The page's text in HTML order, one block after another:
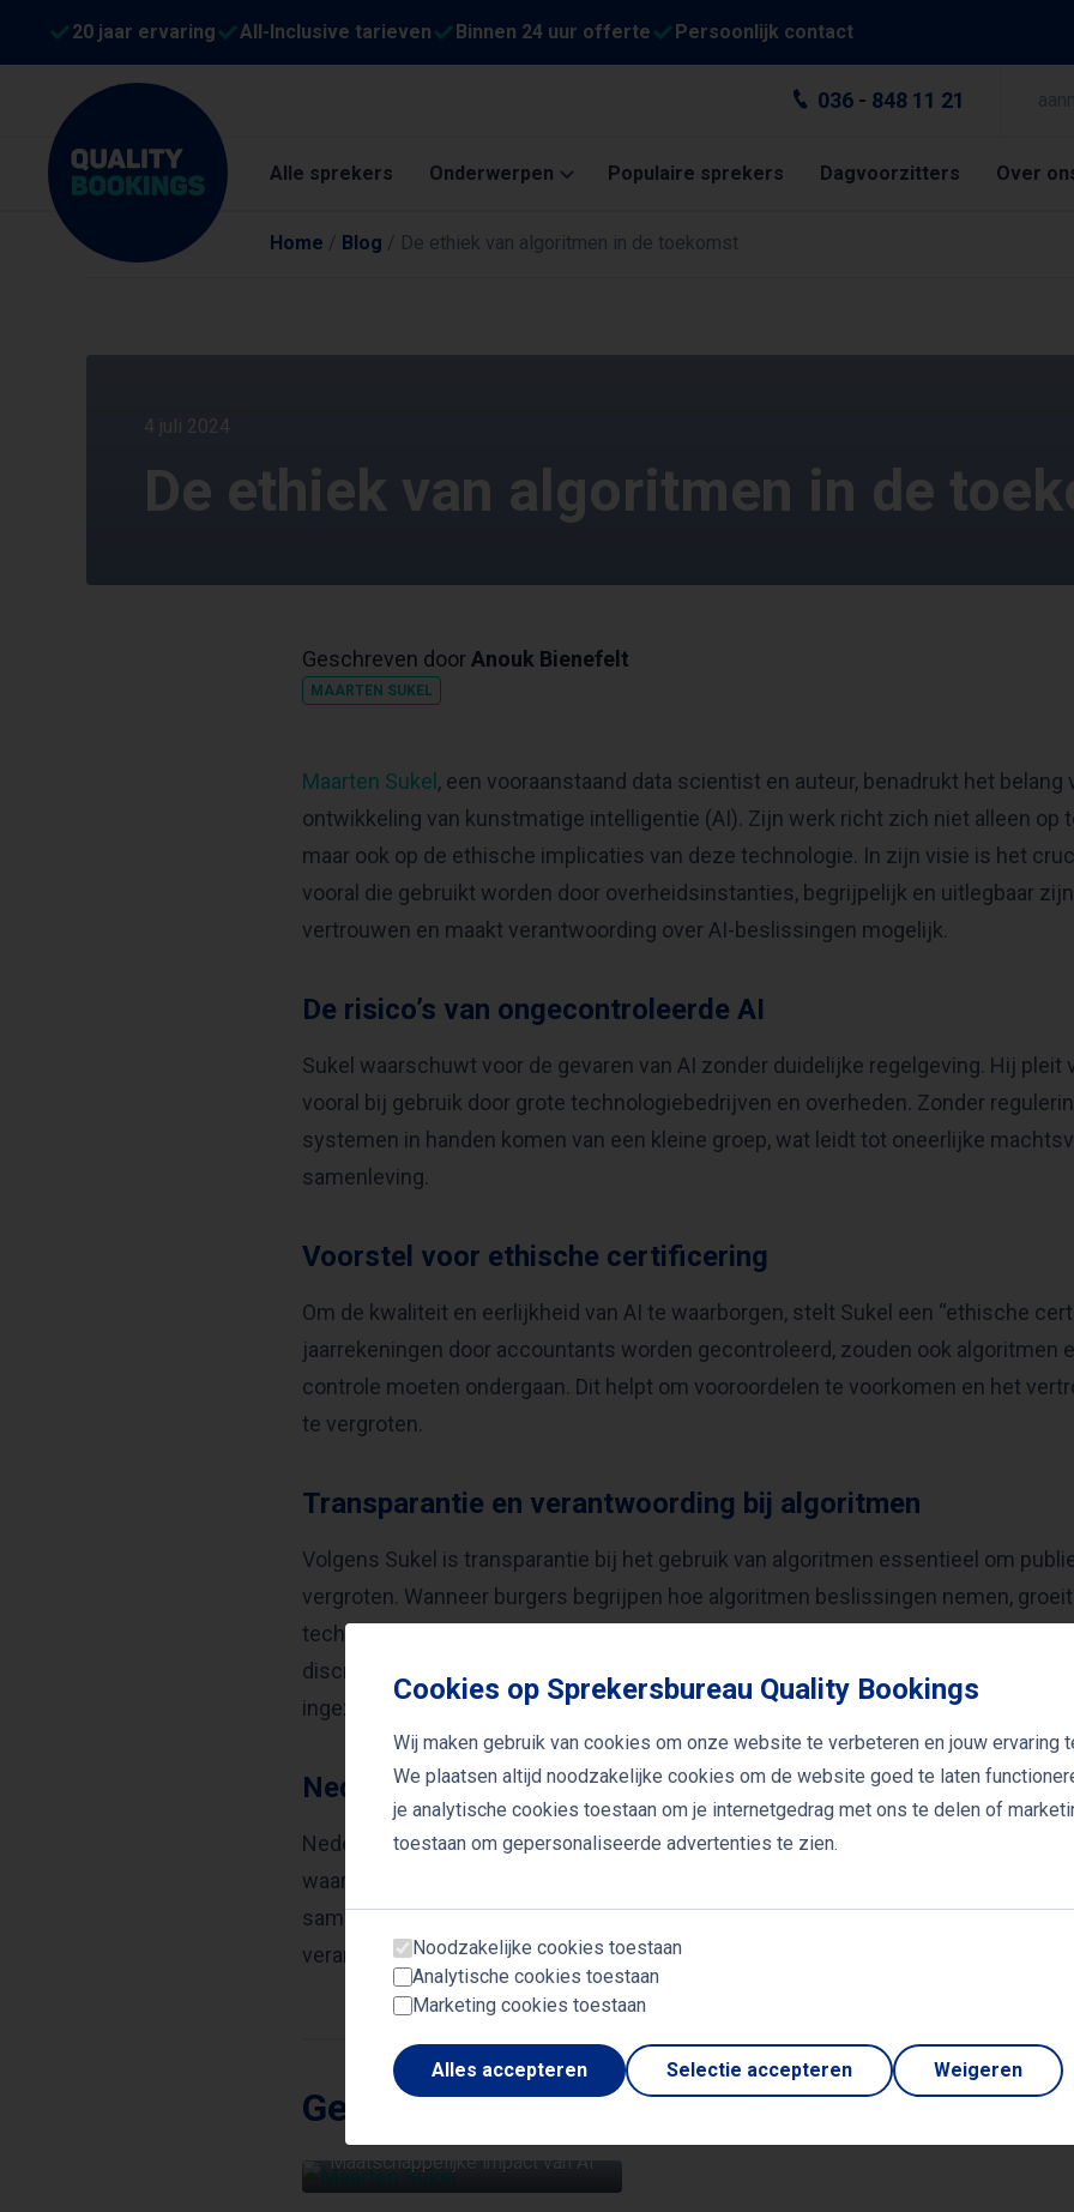
20 jaar ervaring All-Inclusive tarieven Binnen 24 uur offerte Persoonlijk contact
036 - 848 11 21
Alle sprekers Onderwerpen Populaire sprekers Dagvoorzitters Over
Home / Blog / De ethiek van algoritmen in de toekomst
4 juli 2024
De ethiek van algoritmen in de
Geschreven door Anouk Bienefelt
MAARTEN SUKEL
Maarten Sukel , een vooraanstaand data scientist en auteur, benadrukt het belang
ontwikkeling van kunstmatige intelligentie (AI). Zijn werk richt zich niet alleen op
maar ook op de ethische implicaties van deze technologie. In zijn visie is het
vooral die gebruikt worden door overheidsinstanties, begrijpelijk en uitlegbaar
vertrouwen en maakt verantwoording over AI-beslissingen mogelijk.
De risico’s van ongecontroleerde AI
Sukel waarschuwt voor de gevaren van AI zonder duidelijke regelgeving. Hij pleit
vooral bij gebruik door grote technologiebedrijven en overheden. Zonder
systemen in handen komen van een kleine groep, wat leidt tot oneerlijke
samenleving.
Voorstel voor ethische certificering
Om de kwaliteit en eerlijkheid van AI te waarborgen, stelt Sukel een “ethische
jaarrekeningen door accountants worden gecontroleerd, zouden ook algoritmen
controle moeten ondergaan. Dit helpt om vooroordelen te voorkomen en het
te vergroten.
Transparantie en verantwoording bij algoritmen
Volgens Sukel is transparantie bij het gebruik van algoritmen essentieel om
vergroten. Wanneer burgers begrijpen hoe algoritmen beslissingen nemen,
technologie. Bovendien kunnen organisaties door transparant te zijn sneller
discriminatie of oneerlijke behandeling. Algoritmen die duidelijk worden
ingezet, dragen bij aan een eerlijkere samenleving.
Nederland als koploper in ethische AI
Nederland beschikt over uitstekende universiteiten en onderzoeksinstituten,
waarschuwt hij dat meer investeringen nodig zijn om internationaal voorop te
samenwerking tussen wetenschap en industrie is essentieel om een leidende
verantwoorde ontwikkeling van AI.
Gerelateerde sprekers
Maatschappelijke impact van AI
Cookies op Sprekersbureau Quality Bookings
Wij maken gebruik van cookies om onze website te verbeteren en jouw ervaring
We plaatsen altijd noodzakelijke cookies om de website goed te laten
je analytische cookies toestaan om je internetgedrag met ons te delen of
toestaan om gepersonaliseerde advertenties te zien.
Noodzakelijke cookies toestaan
Analytische cookies toestaan
Marketing cookies toestaan
Alles accepteren Selectie accepteren Weigeren